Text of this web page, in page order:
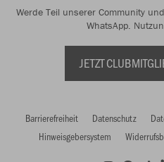
Werde Teil unserer Community
WhatsApp.
JETZT
Barrierefreiheit Datenschutz
Hinweisgebersystem